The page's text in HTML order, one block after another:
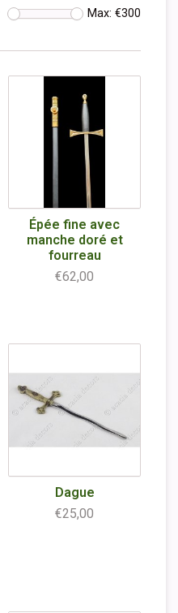
Max: €300
Épée fine avec
manche doré et
fourreau
€62,00
Dague
€25,00